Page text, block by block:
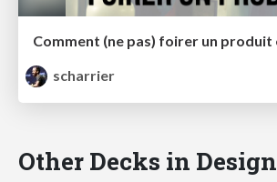
scharrier
Other Decks in Design